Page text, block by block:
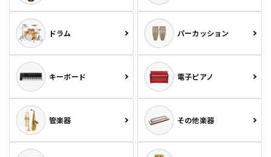
ドラム パーカッション
キーボード 電子ピアノ
管楽器 その他楽器